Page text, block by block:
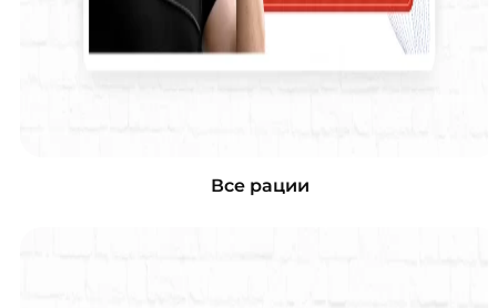
Все рации